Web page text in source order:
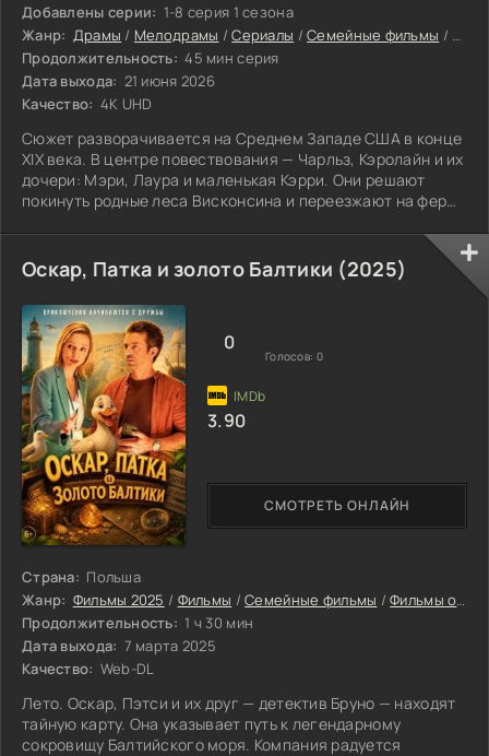
Добавлены серии: 1-8 серия 1 сезона
Жанр: Драмы / Мелодрамы /Сериалы /Семейные фильмы /
Продолжительность: 45 мин серия
Дата выхода: 21 июня 2026
Качество: 4K UHD
Сюжет разворачивается на Среднем Западе США в конце
XIX века. В центре повествования — Чарльз, Кэролайн и их
дочери: Мэри, Лаура и маленькая Кэрри. Они решают
покинуть родные леса Висконсина и переезжают на ферму
Оскар, Патка и золото Балтики (2025)
Страна: Польша
Жанр: Фильмы 2025 / Фильмы /Семейные фильмы /Фильмы онлайн
Продолжительность: 1 ч 30 мин
Дата выхода: 7 марта 2025
Качество: Web-DL
Лето. Оскар, Пэтси и их друг — детектив Бруно — находят
тайную карту. Она указывает путь к легендарному
сокровищу Балтийского моря. Компания радуется
СМОТРЕТЬ ОНЛАЙН
0
Голосов: 0
3.90